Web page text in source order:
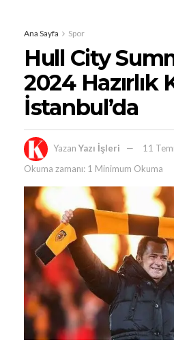
Ana Sayfa Spor
Hull City
2024 Hazırlık
İstanbul’da
Yazan Yazı İşleri
11
Okuma zamanı: 1 Minimum Okuma